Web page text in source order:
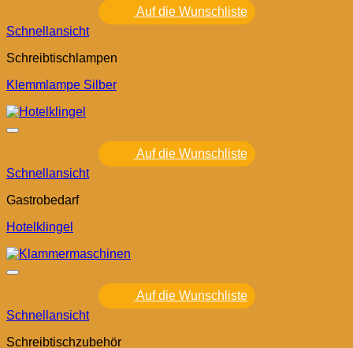
Auf die Wunschliste
Schnellansicht
Schreibtischlampen
Klemmlampe Silber
Auf die Wunschliste
Schnellansicht
Gastrobedarf
Hotelklingel
Auf die Wunschliste
Schnellansicht
Schreibtischzubehör